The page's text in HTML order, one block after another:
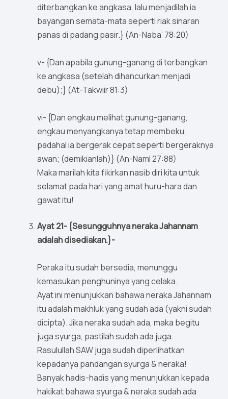
diterbangkan ke angkasa, lalu menjadilah ia
bayangan semata-mata seperti riak sinaran
panas di padang pasir.} (An-Naba’ 78:20)
v- {Dan apabila gunung-ganang di terbangkan
ke angkasa (setelah dihancurkan menjadi
debu);} (At-Takwiir 81:3)
vi- {Dan engkau melihat gunung-ganang,
engkau menyangkanya tetap membeku,
padahal ia bergerak cepat seperti bergeraknya
awan; (demikianlah)} (An-Naml 27:88)
Maka marilah kita fikirkan nasib diri kita untuk
selamat pada hari yang amat huru-hara dan
gawat itu!
Ayat 21- {Sesungguhnya neraka Jahannam
adalah disediakan.}-
Peraka itu sudah bersedia, menunggu
kemasukan penghuninya yang celaka.
Ayat ini menunjukkan bahawa neraka Jahannam
itu adalah makhluk yang sudah ada (yakni sudah
dicipta). Jika neraka sudah ada, maka begitu
juga syurga, pastilah sudah ada juga.
Rasulullah SAW juga sudah diperlihatkan
kepadanya pandangan syurga & neraka!
Banyak hadis-hadis yang menunjukkan kepada
hakikat bahawa syurga & neraka sudah ada